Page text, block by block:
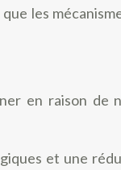
les
en raison de
et une